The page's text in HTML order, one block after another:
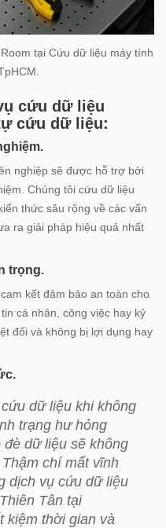
tại Cứu dữ liệu máy tính
cứu dữ liệu
cứu dữ liệu:
nghiệp sẽ được hỗ trợ bởi
Chúng tôi cứu dữ liệu
thức sâu rộng về các vấn
ra giải pháp hiệu quả nhất
trọng.
kết đảm bảo an toàn cho
cá nhân, công việc hay kỷ
đối và không bị lợi dụng hay
dữ liệu khi không
trạng hư hỏng
dữ liệu sẽ không
chí mất vĩnh
dịch vụ cứu dữ liệu
Tân tại
kiệm thời gian và